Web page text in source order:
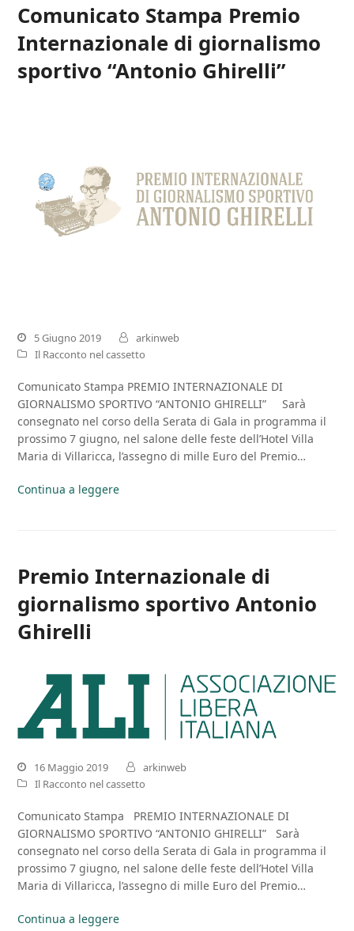
Comunicato Stampa Premio
Internazionale di giornalismo
sportivo “Antonio Ghirelli”
5 Giugno 2019
arkinweb
Il Racconto nel cassetto
Comunicato Stampa PREMIO INTERNAZIONALE DI
GIORNALISMO SPORTIVO “ANTONIO GHIRELLI” Sarà
consegnato nel corso della Serata di Gala in programma il
prossimo 7 giugno, nel salone delle feste dell’Hotel Villa
Maria di Villaricca, l’assegno di mille Euro del Premio…
Continua a leggere
Premio Internazionale di
giornalismo sportivo Antonio
Ghirelli
16 Maggio 2019
arkinweb
Il Racconto nel cassetto
Comunicato Stampa PREMIO INTERNAZIONALE DI
GIORNALISMO SPORTIVO “ANTONIO GHIRELLI” Sarà
consegnato nel corso della Serata di Gala in programma il
prossimo 7 giugno, nel salone delle feste dell’Hotel Villa
Maria di Villaricca, l’assegno di mille Euro del Premio…
Continua a leggere